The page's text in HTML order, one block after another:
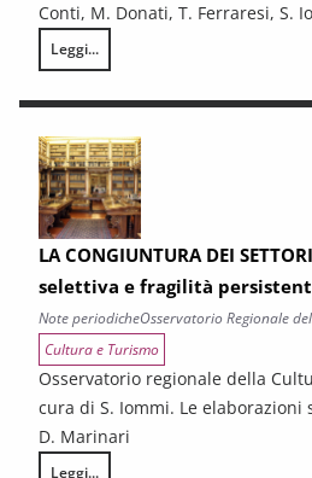
Conti, M. Donati, T. Ferraresi, S.
Leggi...
LA CONGIUNTURA NELLE PROVINCE
LA CONGIUNTURA DEI
selettiva e fragilità
Note periodicheOsservatorio Regionale
Cultura e Turismo
Osservatorio regionale della
cura di S. Iommi. Le elaborazioni
D. Marinari
Leggi...